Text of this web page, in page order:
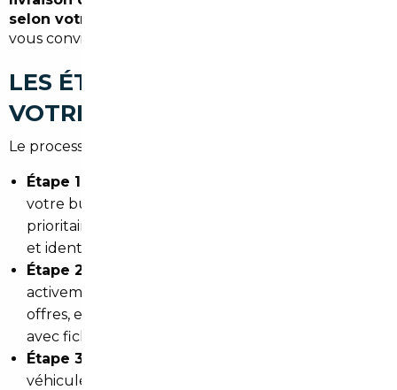
selon votre préférence
vous convient, sans contrainte de déplacement.
LES ÉTAPES CONCRÈTES DE
VOTRE IMPORT
Le processus est structuré et transparent :
Étape 1 — Cadrage du projet :
votre budget, le type de véhicule, vos critères
prioritaires. Un conseiller analyse votre demande
et identifie les marchés les plus adaptés.
Étape 2 — Sourcing :
activement les véhicules disponibles, compare les
offres, et vous présente une sélection pertinente
avec fiches techniques et historiques.
Étape 3 — Vérification et négociation :
véhicule est contrôlé (état général, kilométrage,